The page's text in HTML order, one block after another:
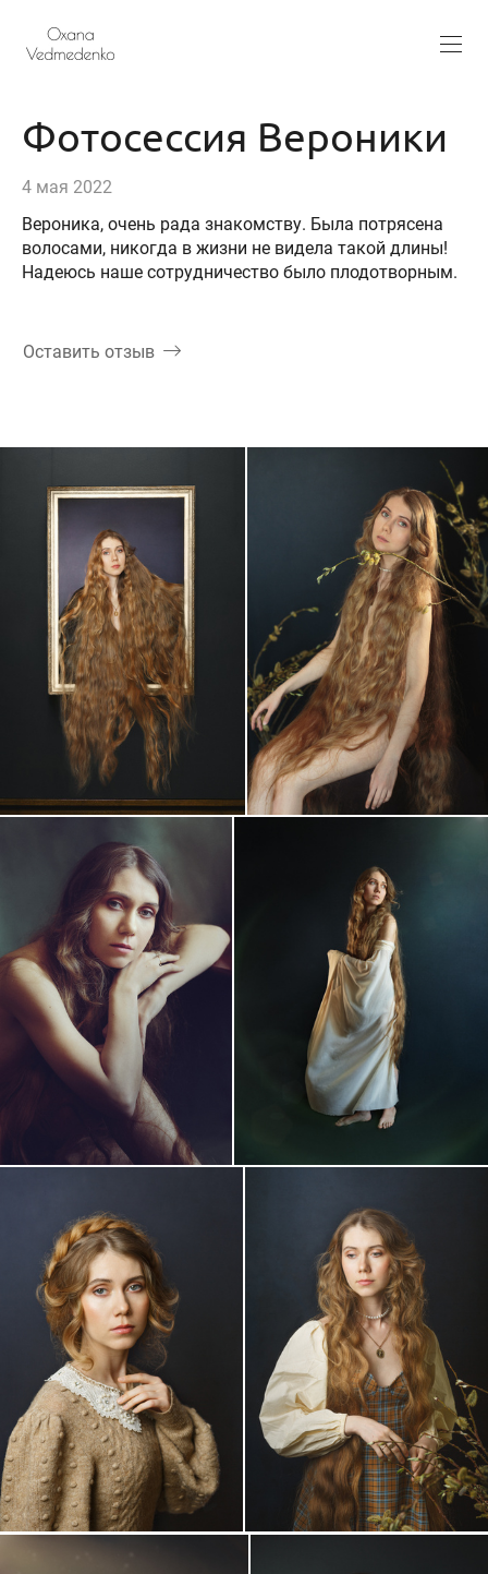
Фотосессия Вероники
4 мая 2022
Вероника, очень рада знакомству. Была потрясена
волосами, никогда в жизни не видела такой длины!
Надеюсь наше сотрудничество было плодотворным.
Оставить отзыв